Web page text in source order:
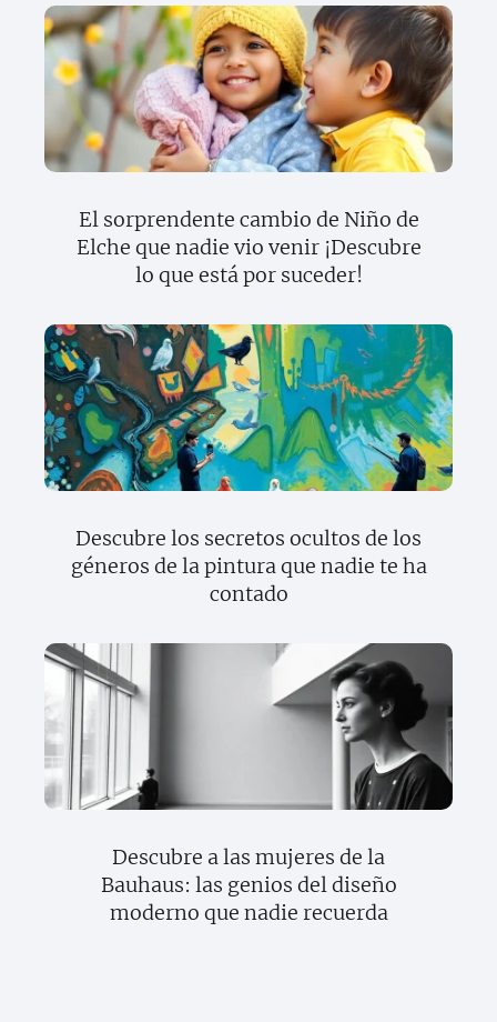
El sorprendente cambio de Niño de
Elche que nadie vio venir ¡Descubre
lo que está por suceder!
Descubre los secretos ocultos de los
géneros de la pintura que nadie te ha
contado
Descubre a las mujeres de la
Bauhaus: las genios del diseño
moderno que nadie recuerda